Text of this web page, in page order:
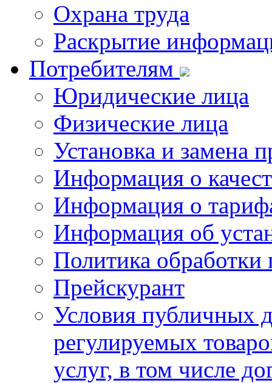
Охрана труда
Раскрытие
Потребителям
Юридические лица
Физические лица
Установка и замена
Информация о
Информация о
Информация об
Политика
Прейскурант
Условия публичных
регулируемых
услуг, в том числе